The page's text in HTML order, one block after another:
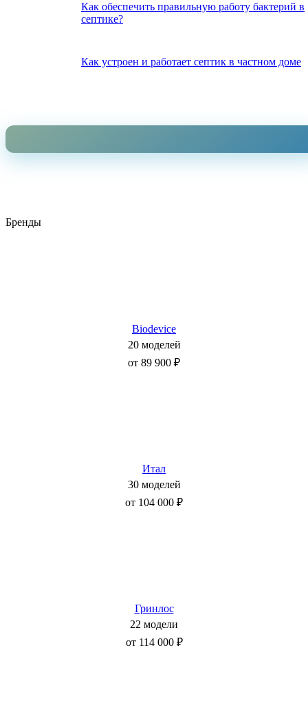
Как обеспечить правильную работу бактерий в
септике?
Как устроен и работает септик в частном доме
Бренды
Biodevice
20 моделей
от 89 900 ₽
Итал
30 моделей
от 104 000 ₽
Гринлос
22 модели
от 114 000 ₽